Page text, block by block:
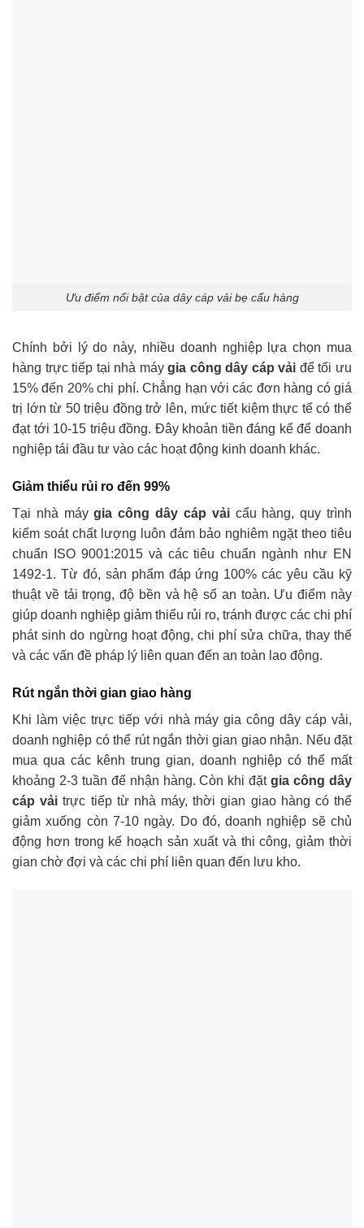
Ưu điểm nổi bật của dây cáp vải bẹ cẩu hàng
Chính bởi lý do này, nhiều doanh nghiệp lựa chọn mua
hàng trực tiếp tại nhà máygia công dây cáp vải để tối ưu
15% đến 20% chi phí. Chẳng hạn với các đơn hàng có giá
trị lớn từ 50 triệu đồng trở lên, mức tiết kiệm thực tế có thể
đạt tới 10-15 triệu đồng. Đây khoản tiền đáng kể để doanh
nghiệp tái đầu tư vào các hoạt động kinh doanh khác.
Giảm thiểu rủi ro đến 99%
Tại nhà máygia công dây cáp vảicẩu hàng, quy trình
kiểm soát chất lượng luôn đảm bảo nghiêm ngặt theo tiêu
chuẩn ISO 9001:2015 và các tiêu chuẩn ngành như EN
1492-1. Từ đó, sản phẩm đáp ứng 100% các yêu cầu kỹ
thuật về tải trọng, độ bền và hệ số an toàn. Ưu điểm này
giúp doanh nghiệp giảm thiểu rủi ro, tránh được các chi phí
phát sinh do ngừng hoạt động, chi phí sửa chữa, thay thế
và các vấn đề pháp lý liên quan đến an toàn lao động.
Rút ngắn thời gian giao hàng
Khi làm việc trực tiếp với nhà máy gia công dây cáp vải,
doanh nghiệp có thể rút ngắn thời gian giao nhận. Nếu đặt
mua qua các kênh trung gian, doanh nghiệp có thể mất
khoảng 2-3 tuần để nhận hàng. Còn khi đặtgia công dây
cáp vải trực tiếp từ nhà máy, thời gian giao hàng có thể
giảm xuống còn 7-10 ngày. Do đó, doanh nghiệp sẽ chủ
động hơn trong kế hoạch sản xuất và thi công, giảm thời
gian chờ đợi và các chi phí liên quan đến lưu kho.